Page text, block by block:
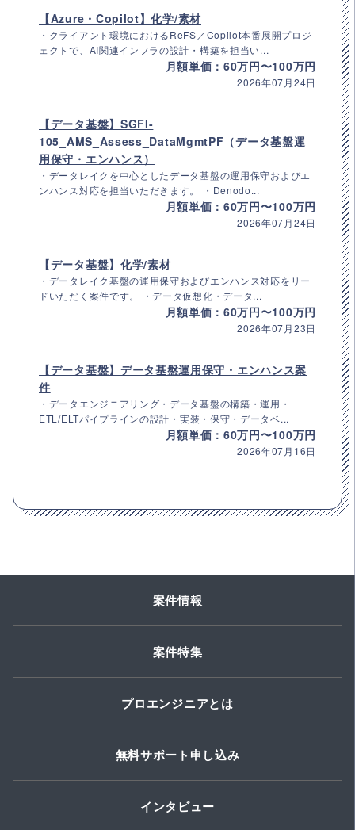
【Azure・Copilot】化学/素材
・クライアント環境におけるReFS／Copilot本番展開プロジ
ェクトで、AI関連インフラの設計・構築を担当い...
月額単価：60万円〜100万円
2026年07月24日
【データ基盤】SGFI-
105_AMS_Assess_DataMgmtPF（データ基盤運
用保守・エンハンス）
・データレイクを中心としたデータ基盤の運用保守およびエ
ンハンス対応を担当いただきます。 ・Denodo...
月額単価：60万円〜100万円
2026年07月24日
【データ基盤】化学/素材
・データレイク基盤の運用保守およびエンハンス対応をリー
ドいただく案件です。 ・データ仮想化・データ...
月額単価：60万円〜100万円
2026年07月23日
【データ基盤】データ基盤運用保守・エンハンス案
件
・データエンジニアリング・データ基盤の構築・運用・
ETL/ELTパイプラインの設計・実装・保守・データベ...
月額単価：60万円〜100万円
2026年07月16日
案件情報
案件特集
プロエンジニアとは
無料サポート申し込み
インタビュー